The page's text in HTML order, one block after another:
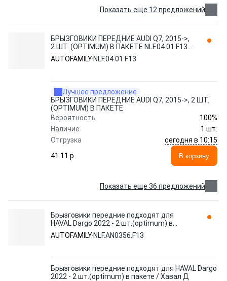
Показать еще 12 предложений
БРЫЗГОВИКИ ПЕРЕДНИЕ AUDI Q7, 2015->,
2 ШТ. (OPTIMUM) В ПАКЕТЕ NLF.04.01.F13
AUTOFAMILY
AUTOFAMILY NLF.04.01.F13
Лучшее предложение
БРЫЗГОВИКИ ПЕРЕДНИЕ AUDI Q7, 2015->, 2 ШТ.
(OPTIMUM) В ПАКЕТЕ
Вероятность
100%
Наличие
1 шт.
Отгрузка
сегодня в 10:15
41.11 p.
В корзину
Показать еще 36 предложений
Брызговики передние подходят для
HAVAL Dargo 2022 - 2 шт.(optimum) в
пакете / Хавал Д NLF.AN0356.F13
AUTOFAMILY
AUTOFAMILY NLF.AN0356.F13
Брызговики передние подходят для HAVAL Dargo
2022 - 2 шт.(optimum) в пакете / Хавал Д